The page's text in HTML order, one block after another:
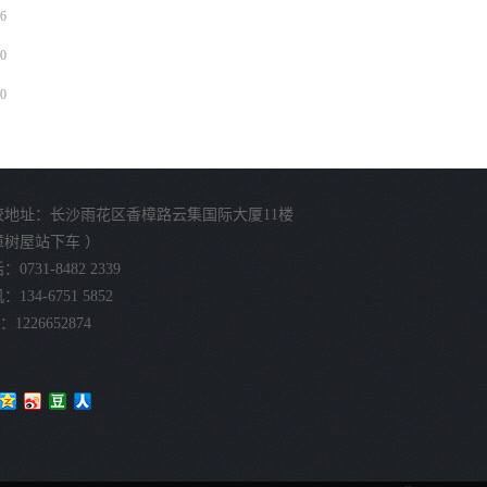
地址：长沙雨花区香樟路云集国际大厦11楼
树屋站下车 ）
：0731-8482 2339
134-6751 5852
1226652874